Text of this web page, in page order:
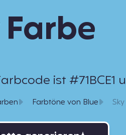
ist #71BCE1
Farbtöne von Blue Sky